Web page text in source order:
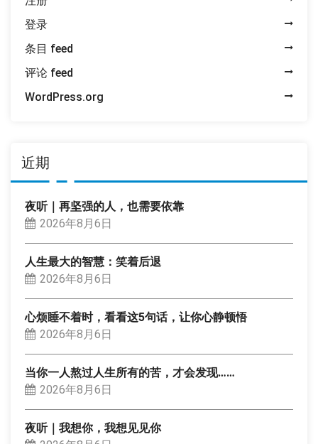
登录
条目 feed
评论 feed
WordPress.org
近期
夜听｜再坚强的人，也需要依靠
2026年8月6日
人生最大的智慧：笑着后退
2026年8月6日
心烦睡不着时，看看这5句话，让你心静顿悟
2026年8月6日
当你一人熬过人生所有的苦，才会发现……
2026年8月6日
夜听｜我想你，我想见见你